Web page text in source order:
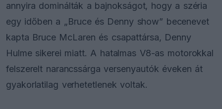
annyira dominálták a bajnokságot, hogy a széria
egy időben a „Bruce és Denny show” becenevet
kapta Bruce McLaren és csapattársa, Denny
Hulme sikerei miatt. A hatalmas V8-as motorokkal
felszerelt narancssárga versenyautók éveken át
gyakorlatilag verhetetlenek voltak.